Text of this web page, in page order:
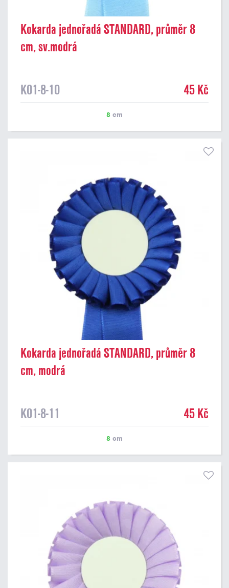
Kokarda jednořadá STANDARD, průměr 8
cm, sv.modrá
K01-8-10 45 Kč
8 cm
Kokarda jednořadá STANDARD, průměr 8
cm, modrá
K01-8-11 45 Kč
8 cm